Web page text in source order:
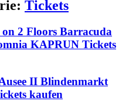
Tickets
2 Floors Barracuda
KAPRUN Tickets
II Blindenmarkt
kaufen